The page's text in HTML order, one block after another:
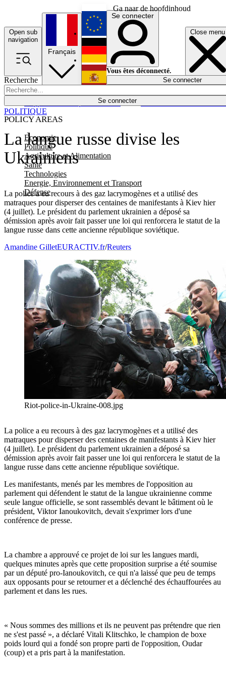
Ga naar de hoofdinhoud
Open sub
navigation
Close menu
Recherche
Se connecter
POLICY AREAS
Economie
Politique
Agriculture et Alimentation
Santé
Technologies
Energie, Environnement et Transport
Défense
Économie
Français
English
Deutsch
Español
Se connecter
Vous êtes déconnecté.
Se connecter
La langue russe divise les
Ukrainiens
La police a eu recours à des gaz lacrymogènes et a utilisé des
matraques pour disperser des centaines de manifestants à Kiev hier
(4 juillet). Le président du parlement ukrainien a déposé sa
démission après avoir fait passer une loi qui renforcera le statut de la
langue russe dans cette ancienne république soviétique.
POLITIQUE
Amandine GilletEURACTIV.fr/Reuters
Riot-police-in-Ukraine-008.jpg
La police a eu recours à des gaz lacrymogènes et a utilisé des
matraques pour disperser des centaines de manifestants à Kiev hier
(4 juillet). Le président du parlement ukrainien a déposé sa
démission après avoir fait passer une loi qui renforcera le statut de la
langue russe dans cette ancienne république soviétique.
Les manifestants, menés par les membres de l'opposition au
parlement qui défendent le statut de la langue ukrainienne comme
seule langue officielle, se sont rassemblés devant le bâtiment où le
président, Viktor Ianoukovitch, devait s'exprimer lors d'une
conférence de presse.
La chambre a approuvé ce projet de loi sur les langues mardi,
quelques minutes après que cette proposition surprise a été soumise
par un député pro-Ianoukovitch, ce qui n'a laissé que peu de temps
aux opposants pour se retourner et a déclenché des échauffourées au
parlement et dans les rues.
« Nous sommes des millions et ils ne peuvent pas prétendre que rien
ne s'est passé », a déclaré Vitali Klitschko, le champion de boxe
poids lourd qui a fondé son propre parti de l'opposition, Oudar
(coup) et a pris part à la manifestation.